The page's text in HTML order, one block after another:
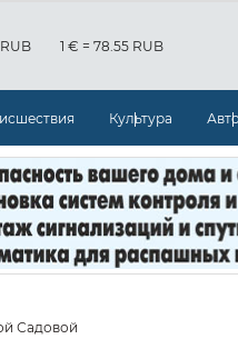
1 € = 78.55 RUB
Культура Авто
Садовой